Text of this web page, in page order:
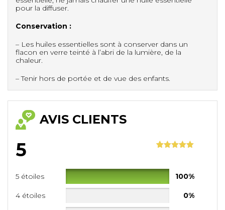
pour la diffuser.
Conservation :
– Les huiles essentielles sont à conserver dans un
flacon en verre teinté à l’abri de la lumière, de la
chaleur.
– Tenir hors de portée et de vue des enfants.
AVIS CLIENTS
5
basé sur
notation
client
5 étoiles 100%
4 étoiles 0%